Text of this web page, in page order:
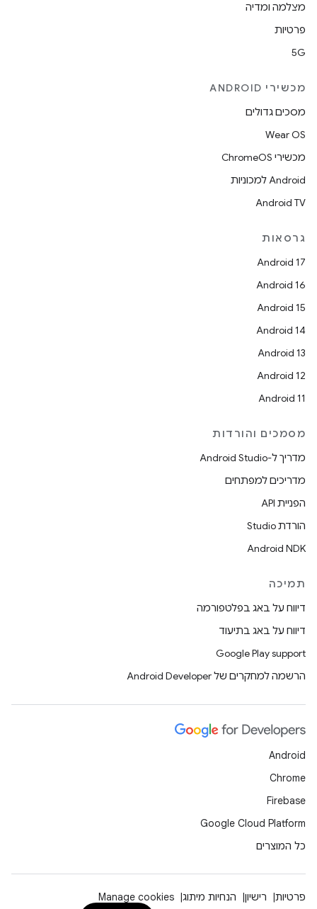
מצלמה ומדיה
פרטיות
5G
מכשירי ANDROID
מסכים גדולים
Wear OS
מכשירי ChromeOS
Android למכוניות
Android TV
גרסאות
Android 17
Android 16
Android 15
Android 14
Android 13
Android 12
Android 11
מסמכים והורדות
מדריך ל-Android Studio
מדריכים למפתחים
הפניית API
הורדת Studio
Android NDK
תמיכה
דיווח על באג בפלטפורמה
דיווח על באג בתיעוד
Google Play support
הרשמה למחקרים של Android Developer
Android
Chrome
Firebase
Google Cloud Platform
כל המוצרים
פרטיות רישיון הנחיות מיתוג Manage cookies